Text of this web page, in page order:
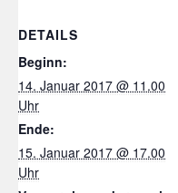
DETAILS
Beginn:
14. Januar 2017 @ 11.00
Uhr
Ende:
15. Januar 2017 @ 17.00
Uhr